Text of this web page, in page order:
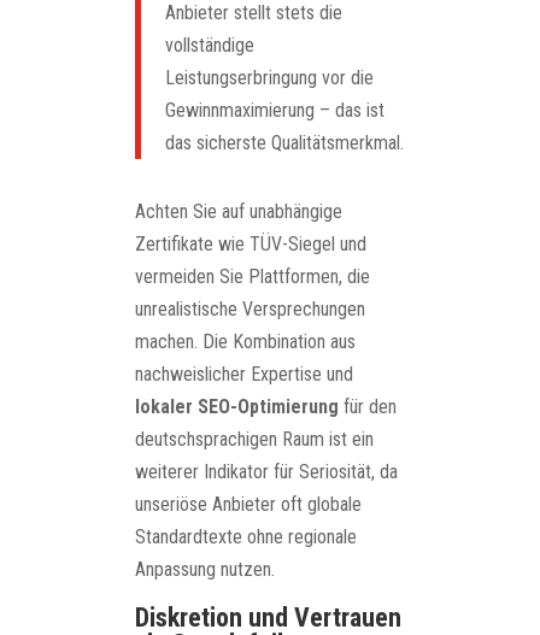
Anbieter stellt stets die
vollständige
Leistungserbringung vor die
Gewinnmaximierung – das ist
das sicherste Qualitätsmerkmal.
Achten Sie auf unabhängige
Zertifikate wie TÜV-Siegel und
vermeiden Sie Plattformen, die
unrealistische Versprechungen
machen. Die Kombination aus
nachweislicher Expertise und
lokaler SEO-Optimierung für den
deutschsprachigen Raum ist ein
weiterer Indikator für Seriosität, da
unseriöse Anbieter oft globale
Standardtexte ohne regionale
Anpassung nutzen.
Diskretion und Vertrauen